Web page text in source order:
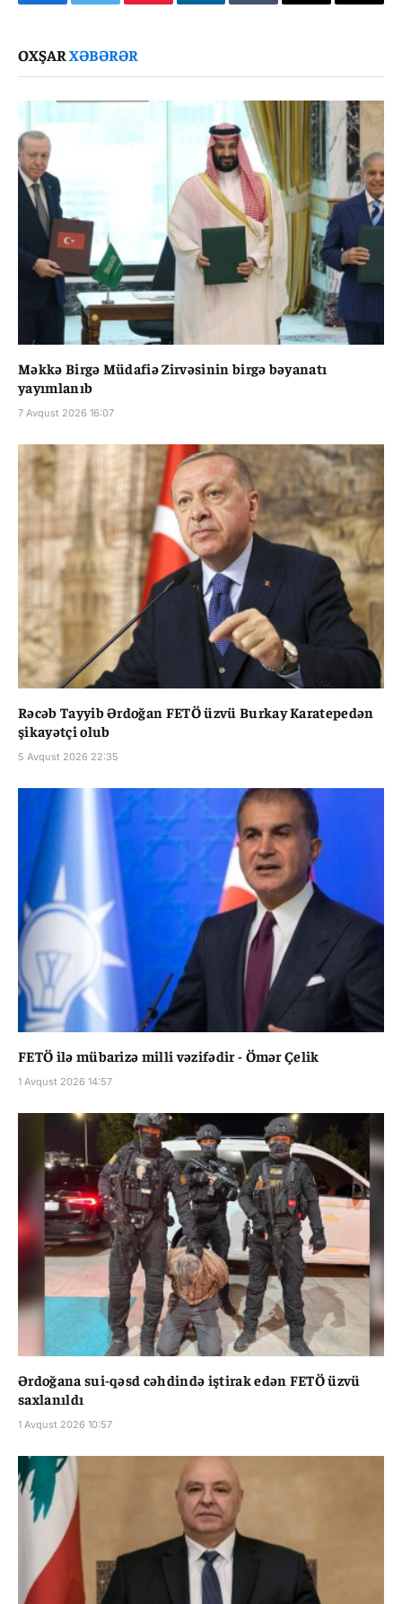
OXŞARXƏBƏRƏR
Məkkə Birgə Müdafiə Zirvəsinin birgə bəyanatı
yayımlanıb
7 Avqust 2026 16:07
Rəcəb Tayyib Ərdoğan FETÖ üzvü Burkay Karatepedən
şikayətçi olub
5 Avqust 2026 22:35
FETÖ ilə mübarizə milli vəzifədir - Ömər Çelik
1 Avqust 2026 14:57
Ərdoğana sui-qəsd cəhdində iştirak edən FETÖ üzvü
saxlanıldı
1 Avqust 2026 10:57